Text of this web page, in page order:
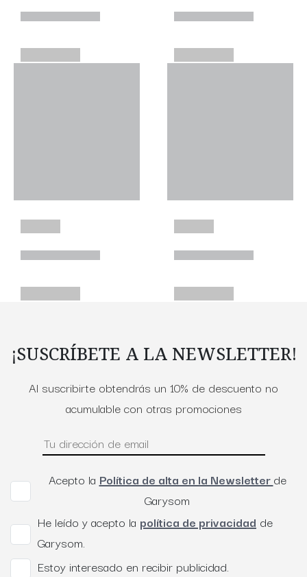
¡SUSCRÍBETE A LA NEWSLETTER!
Al suscribirte obtendrás un 10% de descuento no
acumulable con otras promociones
Acepto la Política de alta en la Newsletterde
Garysom
He leído y acepto la política de privacidad de
Garysom.
Estoy interesado en recibir publicidad.